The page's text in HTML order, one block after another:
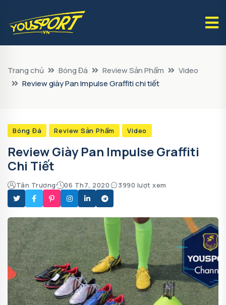
Trang chủ Bóng Đá Review Sản Phẩm
Video
Review giày Pan Impulse Graffiti chi tiết
Bóng Đá Review Sản Phẩm Video
Review Giày Pan Impulse Graffiti
Chi Tiết
Tân Trương 06 Th7, 2020 3990 lượt xem